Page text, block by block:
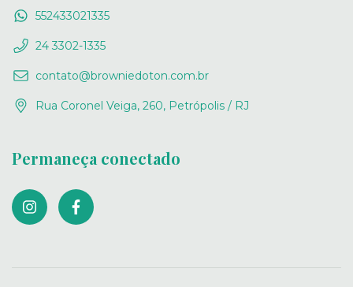
552433021335
24 3302-1335
contato@browniedoton.com.br
Rua Coronel Veiga, 260, Petrópolis / RJ
Permaneça conectado